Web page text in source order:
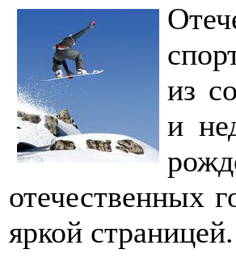
из
и
отечественных
яркой страницей.